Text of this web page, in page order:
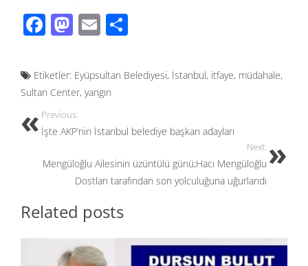
F
e
b
o
o
k
M
to
d
o
n
E
ail ar
Etiketler: Eyüpsultan Belediyesi, İstanbul, itfaye, müdahale,
Sultan Center, yangın
Previous:
İşte AKP’nin İstanbul belediye başkan adayları
Next:
Mengüloğlu Ailesinin üzüntülü günü;Hacı Mengüloğlu
Dostları tarafından son yolculuğuna uğurlandı
Related posts